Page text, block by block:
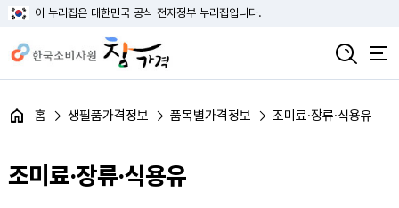
이 누리집은 대한민국 공식 전자정부 누리집입니다.
홈 생필품가격정보 품목별가격정보 조미료·장류·식용유
조미료·장류·식용유